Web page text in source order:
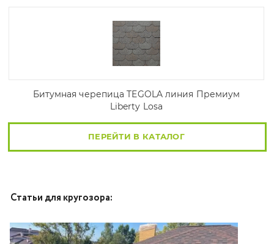
Битумная черепица TEGOLA линия Премиум
Liberty Losa
ПЕРЕЙТИ В КАТАЛОГ
Статьи для кругозора: